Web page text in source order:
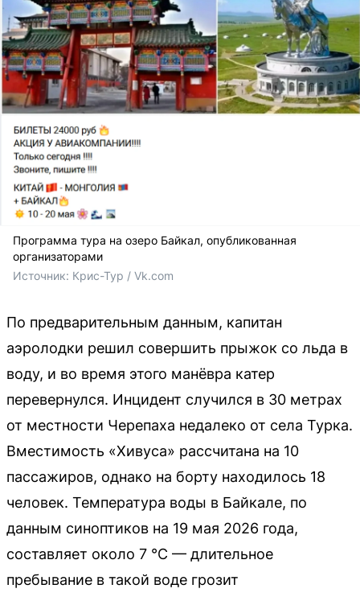
Программа тура на озеро Байкал, опубликованная
организаторами
Источник: Крис-Тур / Vk.com
По предварительным данным, капитан
аэролодки решил совершить прыжок со льда в
воду, и во время этого манёвра катер
перевернулся. Инцидент случился в 30 метрах
от местности Черепаха недалеко от села Турка.
Вместимость «Хивуса» рассчитана на 10
пассажиров, однако на борту находилось 18
человек. Температура воды в Байкале, по
данным синоптиков на 19 мая 2026 года,
составляет около 7 °C — длительное
пребывание в такой воде грозит